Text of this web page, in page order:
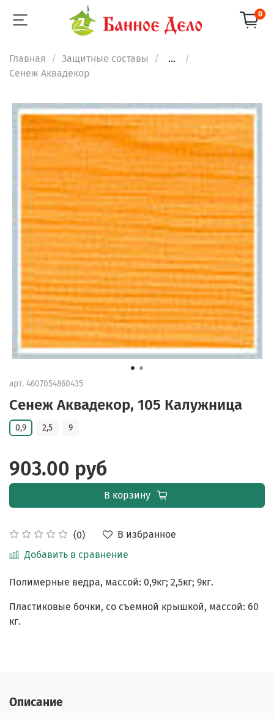
0
Главная Защитные составы
...
Сенеж Аквадекор
арт. 4607054860435
Сенеж Аквадекор, 105 Калужница
(0)
В избранное
Добавить в сравнение
0,9 2,5 9
903.00 руб
В корзину
Полимерные ведра, массой: 0,9кг; 2,5кг; 9кг.
Пластиковые бочки, со съемной крышкой, массой: 60
кг.
Описание